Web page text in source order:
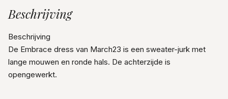
Beschrijving
Beschrijving
De Embrace dress van March23 is een sweater-jurk met
lange mouwen en ronde hals. De achterzijde is
opengewerkt.